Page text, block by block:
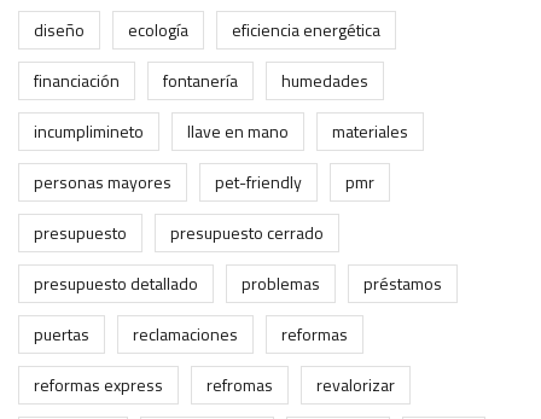
diseño
ecología
eficiencia energética
financiación
fontanería
humedades
incumplimineto
llave en mano
materiales
personas mayores
pet-friendly
pmr
presupuesto
presupuesto cerrado
presupuesto detallado
problemas
préstamos
puertas
reclamaciones
reformas
reformas express
refromas
revalorizar